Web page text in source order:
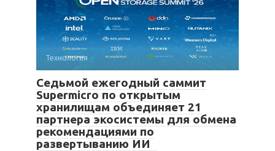
Технология
Седьмой ежегодный саммит
Supermicro по открытым
хранилищам объединяет 21
партнера экосистемы для обмена
рекомендациями по
развертыванию ИИ